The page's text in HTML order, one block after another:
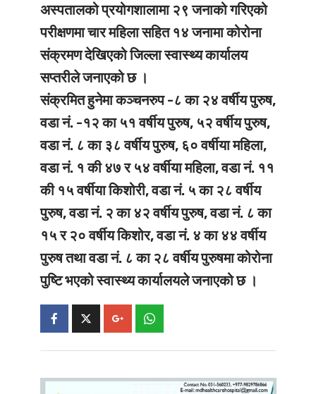
अस्पतालको प्रयोगशालामा २९ जनाको गरिएको
परीक्षणमा चार महिला सहित १४ जनामा कोरोना
संक्रमण देखिएको जिल्ला स्वास्थ्य कार्यालय
सप्तरीले जनाएको छ ।
संक्रमित हुनेमा कञ्चनरुप -८ का २४ वर्षीय पुरुष,
वडा नं. -१२ का ५१ वर्षीय पुरुष, ५२ वर्षीय पुरुष,
वडा नं. ८ का ३८ वर्षीय पुरुष, ६० वर्षीया महिला,
वडा नं. १ की ४७ र ५४ वर्षीया महिला, वडा नं. ११
की १५ वर्षीया किशोरी, वडा नं. ५ का २८ वर्षीय
पुरुष, वडा नं. २ का ४२ वर्षीय पुरुष, वडा नं. ८ का
१५ र २० वर्षीय किशोर, वडा नं. ४ का ४४ वर्षीय
पुरुष तथा वडा नं. ८ का २८ वर्षीय पुरुषमा कोरोना
पुष्टि भएको स्वास्थ्य कार्यालयले जनाएको छ ।